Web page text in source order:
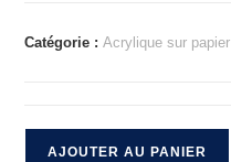
Catégorie :Acrylique sur papier
AJOUTER AU PANIER